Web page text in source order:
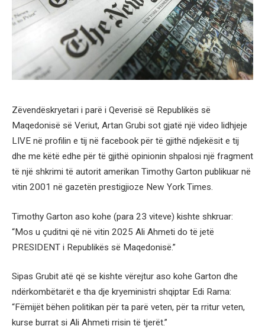
Zëvendëskryetari i parë i Qeverisë së Republikës së
Maqedonisë së Veriut, Artan Grubi sot gjatë një video lidhjeje
LIVE në profilin e tij në facebook për të gjithë ndjekësit e tij
dhe me këtë edhe për të gjithë opinionin shpalosi një fragment
të një shkrimi të autorit amerikan Timothy Garton publikuar në
vitin 2001 në gazetën prestigjioze New York Times.
Timothy Garton aso kohe (para 23 viteve) kishte shkruar:
“Mos u çuditni që në vitin 2025 Ali Ahmeti do të jetë
PRESIDENT i Republikës së Maqedonisë.”
Sipas Grubit atë që se kishte vërejtur aso kohe Garton dhe
ndërkombëtarët e tha dje kryeministri shqiptar Edi Rama:
“Fëmijët bëhen politikan për ta parë veten, për ta rritur veten,
kurse burrat si Ali Ahmeti rrisin të tjerët.”